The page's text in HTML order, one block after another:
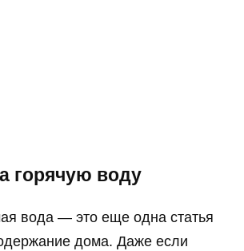
горячую воду
вода — это еще одна статья
дома. Даже если